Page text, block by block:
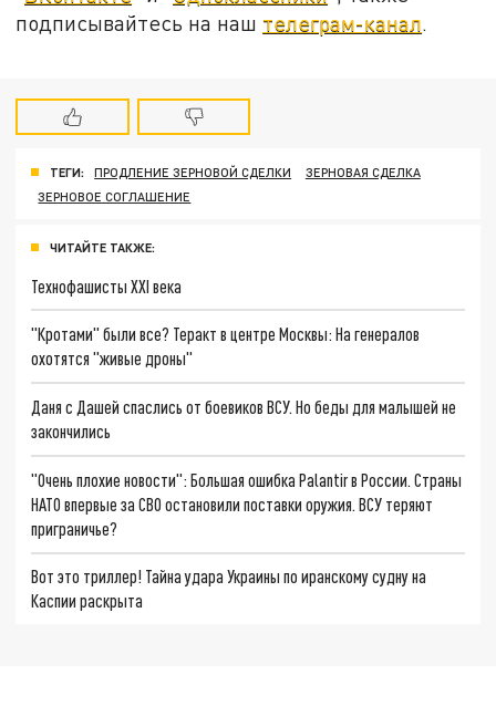
подписывайтесь на наш телеграм-канал.
ТЕГИ: ПРОДЛЕНИЕ ЗЕРНОВОЙ СДЕЛКИ
ЗЕРНОВАЯ СДЕЛКА
ЗЕРНОВОЕ СОГЛАШЕНИЕ
ЧИТАЙТЕ ТАКЖЕ:
Технофашисты XXI века
"Кротами" были все? Теракт в центре Москвы: На генералов
охотятся "живые дроны"
Даня с Дашей спаслись от боевиков ВСУ. Но беды для малышей не
закончились
"Очень плохие новости": Большая ошибка Palantir в России. Страны
НАТО впервые за СВО остановили поставки оружия. ВСУ теряют
приграничье?
Вот это триллер! Тайна удара Украины по иранскому судну на
Каспии раскрыта